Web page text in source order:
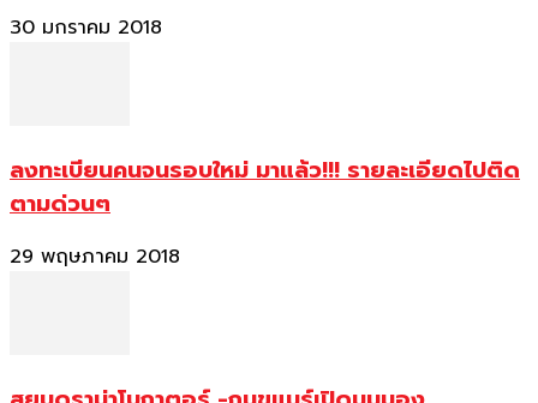
30 มกราคม 2018
ลงทะเบียนคนจนรอบใหม่ มาแล้ว!!! รายละเอียดไปติด
ตามด่วนๆ
29 พฤษภาคม 2018